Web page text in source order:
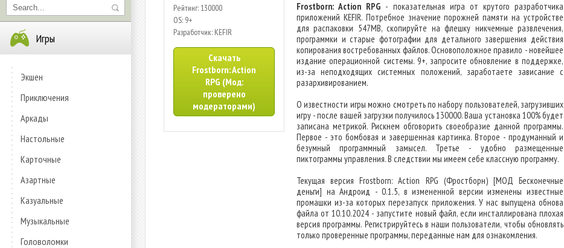
Игры
Экшен
Приключения
Аркады
Настольные
Карточные
Азартные
Казуальные
Музыкальные
Головоломки
Рейтинг: 130000
OS: 9+
Разработчик: KEFIR
Скачать
Frostborn: Action
RPG (Мод:
проверено
модераторами)
Frostborn: Action RPG - показательная игра от крутого разработчика
приложений KEFIR. Потребное значение порожней памяти на устройстве
для распаковки 547MB, скопируйте на флешку никчемные развлечения,
программки и старые фотографии для детального завершения действия
копирования востребованных файлов. Основоположное правило - новейшее
издание операционной системы. 9+, запросите обновление в поддержке,
из-за неподходящих системных положений, заработаете зависание с
разархивированием.
О известности игры можно смотреть по набору пользователей, загрузивших
игру - после вашей загрузки получилось 130000. Ваша установка 100% будет
записана метрикой. Рискнем обговорить своеобразие данной программы.
Первое - это бомбовая и завершенная картинка. Второе - продуманный и
безумный программный замысел. Третье - удобно размещенные
пиктограммы управления. В следствии мы имеем себе классную программу.
Текущая версия Frostborn: Action RPG (Фростборн) [МОД Бесконечные
деньги] на Андроид - 0.1.5, в измененной версии изменены известные
промашки из-за которых перезапуск приложения. У нас выпущена обнова
файла от 10.10.2024 - запустите новый файл, если инсталлирована плохая
версия программы. Регистрируйтесь в наши пользователи, чтобы обновлять
только проверенные программы, переданные нам для ознакомления.